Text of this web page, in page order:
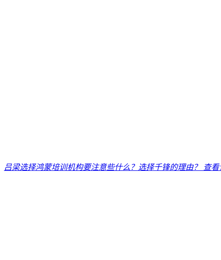
吕梁选择鸿蒙培训机构要注意些什么？选择千锋的理由？ 查